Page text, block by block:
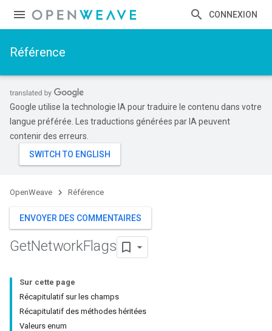
CONNEXION
Référence
Google utilise la technologie IA pour traduire le contenu dans votre
langue préférée. Les traductions générées par IA peuvent
contenir des erreurs.
OpenWeave Référence
ENVOYER DES COMMENTAIRES
GetNetworkFlags
Sur cette page
Récapitulatif sur les champs
Récapitulatif des méthodes héritées
Valeurs enum